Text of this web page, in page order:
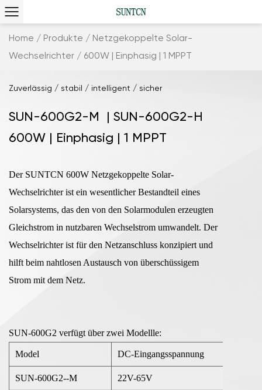
Home / Produkte / Netzgekoppelte Solar-
Wechselrichter / 600W | Einphasig | 1 MPPT
Zuverlässig / stabil / intelligent / sicher
SUN-600G2-M | SUN-600G2-H
600W | Einphasig | 1 MPPT
Der SUNTCN 600W Netzgekoppelte Solar-
Wechselrichter ist ein wesentlicher Bestandteil eines
Solarsystems, das den von den Solarmodulen erzeugten
Gleichstrom in nutzbaren Wechselstrom umwandelt. Der
Wechselrichter ist für den Netzanschluss konzipiert und
hilft beim nahtlosen Austausch von überschüssigem
Strom mit dem Netz.
SUN-600G2 verfügt über zwei Modellle:
Model DC-Eingangsspannung
SUN-600G2--M 22V-65V